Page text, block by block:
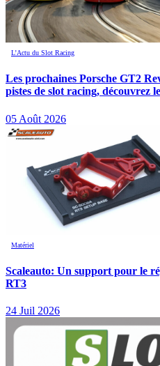
L’Actu du Slot Racing
Les prochaines Porsche GT2
pistes de slot racing, découvrez
05 Août 2026
Matériel
Scaleauto: Un support pour le
RT3
24 Juil 2026